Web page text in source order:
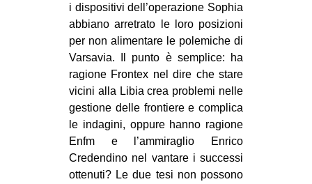
i dispositivi dell’operazione Sophia
abbiano arretrato le loro posizioni
per non alimentare le polemiche di
Varsavia. Il punto è semplice: ha
ragione Frontex nel dire che stare
vicini alla Libia crea problemi nelle
gestione delle frontiere e complica
le indagini, oppure hanno ragione
Enfm e l’ammiraglio Enrico
Credendino nel vantare i successi
ottenuti? Le due tesi non possono